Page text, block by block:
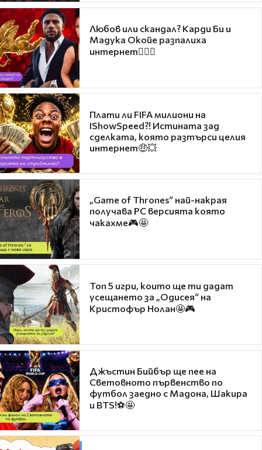
Любов или скандал? Карди Би и
Мадука Окойе разпалиха
интернет❤️‍🔥🔥
Плати ли FIFA милиони на
IShowSpeed?! Истината зад
сделката, която разтърси целия
интернет🤑💥
„Game of Thrones“ най-накрая
получава PC версията която
чакахме🎮🤩
Топ 5 игри, които ще ти дадат
усещането за „Одисея“ на
Кристофър Нолан🤩🎮
Джъстин Бийбър ще пее на
Световното първенство по
футбол заедно с Мадона, Шакира
и BTS!⚽🤩